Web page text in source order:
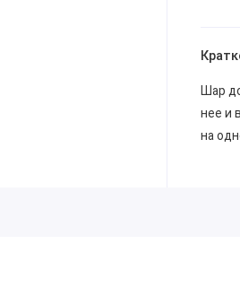
Шар
нее и
на